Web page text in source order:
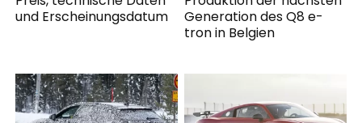
und Erscheinungsdatum
Generation des Q8 e-
tron in Belgien